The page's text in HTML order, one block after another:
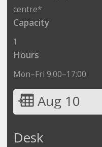
centre*
Capacity
1
Hours
Mon–Fri 9:00–17:00
Aug 10
Desk